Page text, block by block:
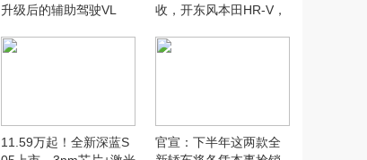
升级后的辅助驾驶VL
收，开东风本田HR-V，
11.59万起！全新深蓝S
官宣：下半年这两款全